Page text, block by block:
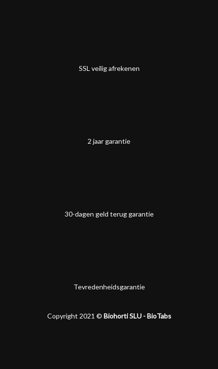
SSL veilig afrekenen
2 jaar garantie
30-dagen geld terug garantie
Tevredenheidsgarantie
Copyright 2021 © Biohorti SLU - BioTabs